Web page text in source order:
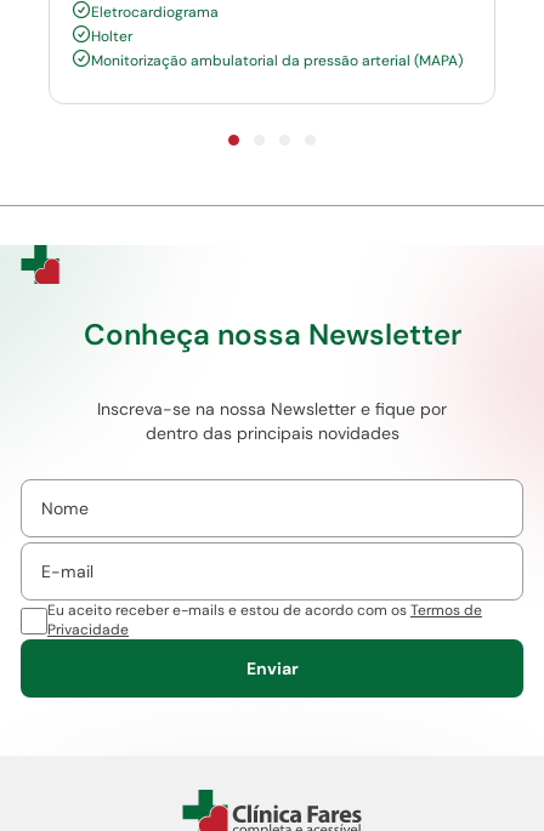
Eletrocardiograma
Holter
Monitorização ambulatorial da pressão arterial (MAPA)
Conheça nossa Newsletter
Inscreva-se na nossa Newsletter e fique por
dentro das principais novidades
Eu aceito receber e-mails e estou de acordo com osTermos de
Privacidade
Enviar